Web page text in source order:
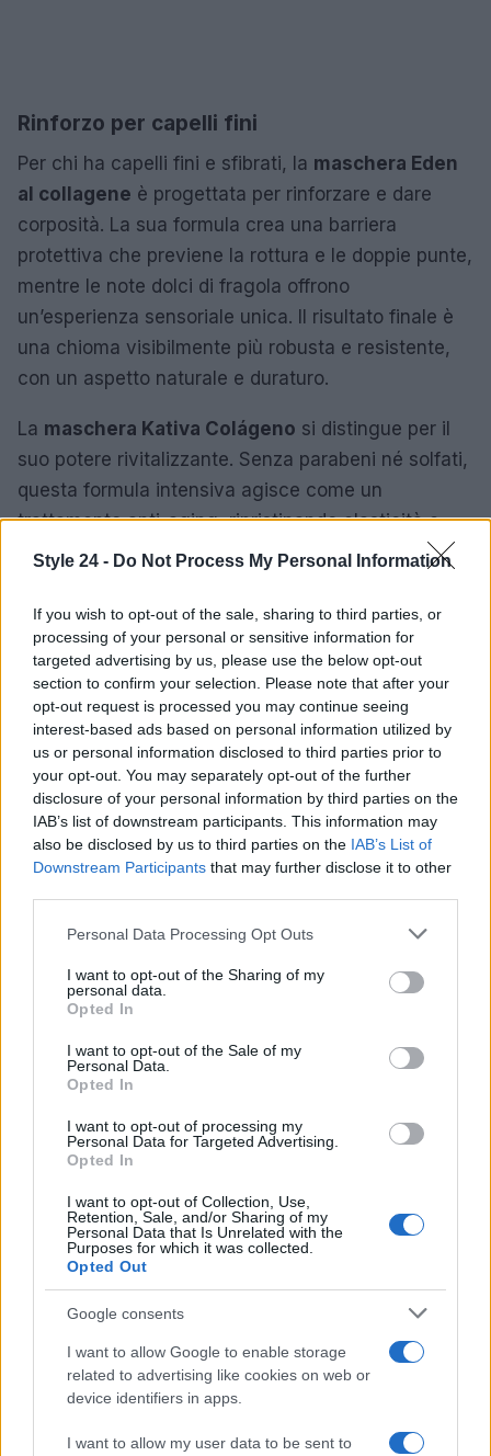
Style 24 - Do Not Process My Personal Information
If you wish to opt-out of the sale, sharing to third parties, or
processing of your personal or sensitive information for
targeted advertising by us, please use the below opt-out
section to confirm your selection. Please note that after your
opt-out request is processed you may continue seeing
interest-based ads based on personal information utilized by
us or personal information disclosed to third parties prior to
your opt-out. You may separately opt-out of the further
disclosure of your personal information by third parties on the
IAB’s list of downstream participants. This information may
also be disclosed by us to third parties on the IAB’s List of
Downstream Participants that may further disclose it to other
Please note that this website/app uses one or more Google
not limited to your visit or usage behaviour. You may click to
grant or deny consent to Google and its third-party tags to
use your data for below specified purposes in below Google
consent section.
Personal Data Processing Opt Outs
I want to opt-out of the Sharing of my
personal data.
Opted In
I want to opt-out of the Sale of my
Personal Data.
Opted In
I want to opt-out of processing my
Personal Data for Targeted Advertising.
Opted In
I want to opt-out of Collection, Use,
Retention, Sale, and/or Sharing of my
Personal Data that Is Unrelated with the
Purposes for which it was collected.
Opted Out
Google consents
I want to allow Google to enable storage
related to advertising like cookies on web or
device identifiers in apps.
I want to allow my user data to be sent to
Rinforzo per capelli fini
Per chi ha capelli fini e sfibrati, la maschera Eden
al collagene è progettata per rinforzare e dare
corposità. La sua formula crea una barriera
protettiva che previene la rottura e le doppie punte,
mentre le note dolci di fragola offrono
un’esperienza sensoriale unica. Il risultato finale è
una chioma visibilmente più robusta e resistente,
con un aspetto naturale e duraturo.
La maschera Kativa Colágeno si distingue per il
suo potere rivitalizzante. Senza parabeni né solfati,
questa formula intensiva agisce come un
trattamento anti-aging, ripristinando elasticità e
vigore. La sua texture leggera penetra in
una chioma che appare sana e vibrante.
AUTORE
Staff
Continua a leggere
LIFESTYLE